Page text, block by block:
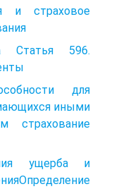
и страховое
Статья 596.
для
иными
страхование
ущерба и